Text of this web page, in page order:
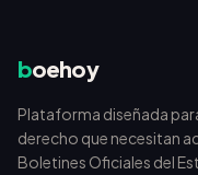
boehoy
Plataforma diseñada
derecho que necesitan
Boletines Oficiales del